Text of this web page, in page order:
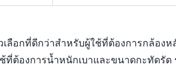
เลือกที่ดีกว่าสำหรับผู้ใช้ที่ต้องการกล้อ
ที่ต้องการน้ำหนักเบาและขนาดกะทัดรัด